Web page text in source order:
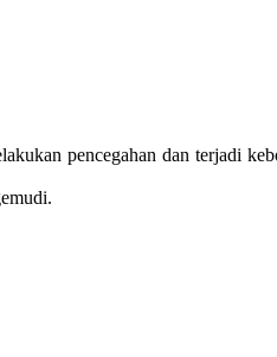
pencegahan dan terjadi